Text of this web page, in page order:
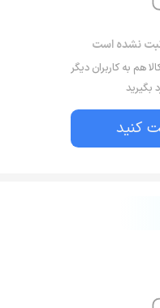
ثبت نشده است
هم به کاربران دیگر
بگیرید
کنید